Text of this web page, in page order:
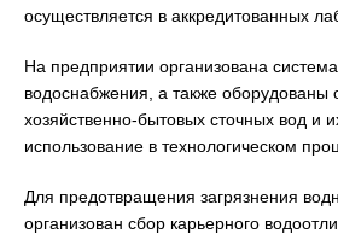
осуществляется в аккредитованных
На предприятии организована
водоснабжения, а также оборудованы
хозяйственно-бытовых сточных вод и
использование в технологическом
Для предотвращения загрязнения
организован сбор карьерного